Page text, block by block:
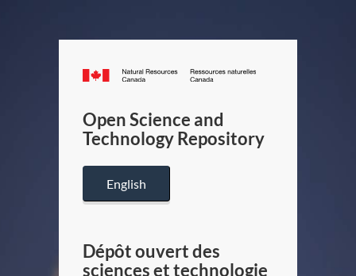
Canada.ca
/
Canada
Open Science and
Technology Repository
English
Dépôt ouvert des
sciences et technologie